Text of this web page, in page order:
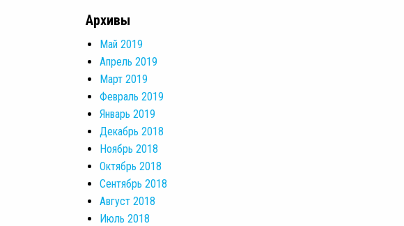
Архивы
Май 2019
Апрель 2019
Март 2019
Февраль 2019
Январь 2019
Декабрь 2018
Ноябрь 2018
Октябрь 2018
Сентябрь 2018
Август 2018
Июль 2018